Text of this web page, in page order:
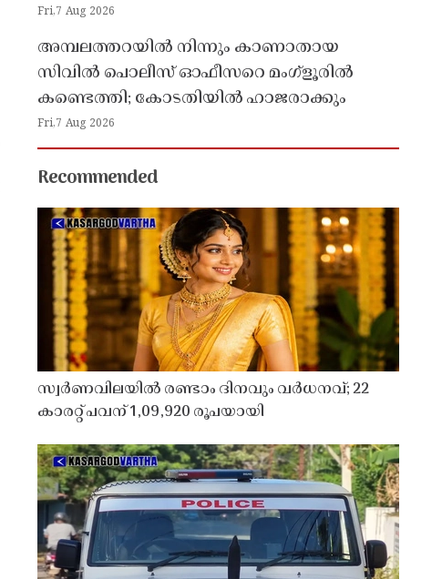
Fri,7 Aug 2026
അമ്പലത്തറയിൽ നിന്നും കാണാതായ
സിവിൽ പൊലീസ് ഓഫീസറെ മംഗ്ളൂരിൽ
കണ്ടെത്തി; കോടതിയിൽ ഹാജരാക്കും
Fri,7 Aug 2026
Recommended
സ്വർണവിലയിൽ രണ്ടാം ദിനവും വർധനവ്; 22
കാരറ്റ് പവന് 1,09,920 രൂപയായി